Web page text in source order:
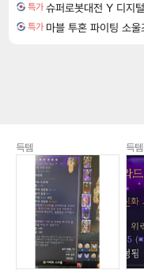
특가
특가
득템 득템